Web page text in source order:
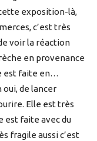
exposition-là,
c’est très
voir la réaction
en provenance
est faite en…
oui, de lancer
Elle est très
est faite avec du
fragile aussi c’est